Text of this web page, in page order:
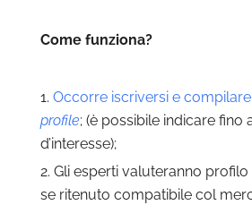
Come funziona?
Occorre iscriversi e
profile; (è possibile indicare fino
d’interesse);
Gli esperti valuteranno profilo
se ritenuto compatibile col